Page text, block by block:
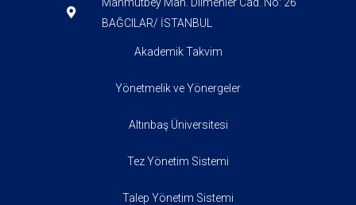
BAĞCILAR/ İSTANBUL
Akademik Takvim
Yönetmelik ve Yönergeler
Altınbaş Üniversitesi
Tez Yönetim Sistemi
Talep Yönetim Sistemi